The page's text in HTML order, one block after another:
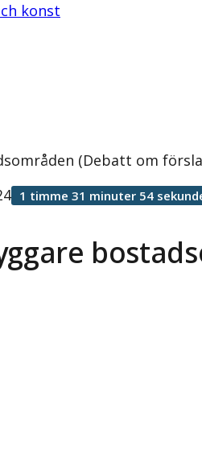
konst
(Debatt om
1 timme 31 minuter 54